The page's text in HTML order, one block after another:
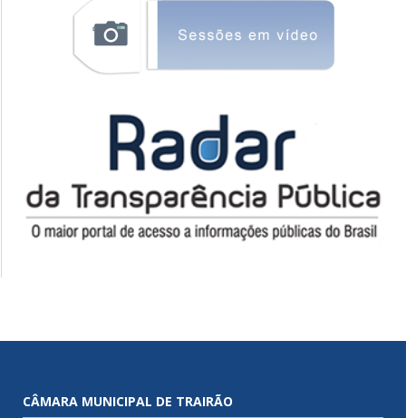
CÂMARA MUNICIPAL DE TRAIRÃO